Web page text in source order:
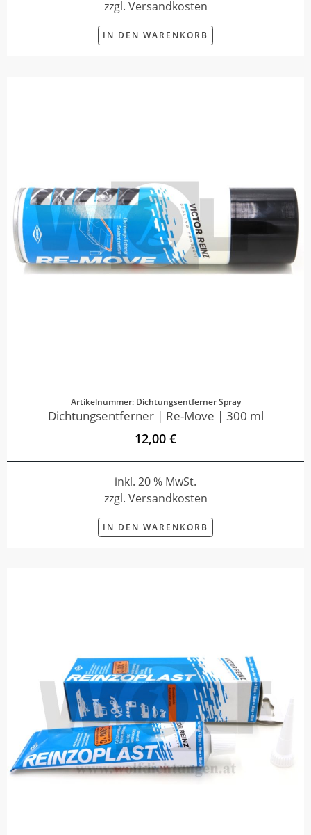
zzgl. Versandkosten
IN DEN WARENKORB
Artikelnummer: Dichtungsentferner Spray
Dichtungsentferner | Re-Move | 300 ml
12,00 €
inkl. 20 % MwSt.
zzgl. Versandkosten
IN DEN WARENKORB